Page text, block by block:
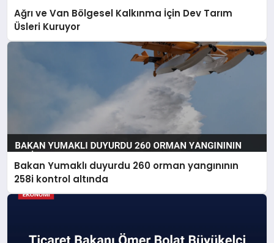
Ağrı ve Van Bölgesel Kalkınma İçin Dev Tarım
Üsleri Kuruyor
Bakan Yumaklı duyurdu 260 orman yangınının
258i kontrol altında